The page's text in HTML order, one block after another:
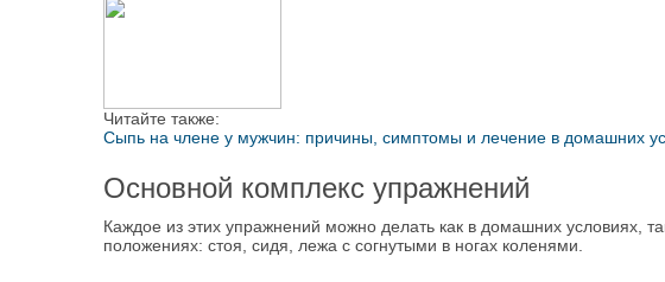
Читайте также:
Сыпь на члене у мужчин: причины, симптомы и лечение в домашних
Основной комплекс упражнений
Каждое из этих упражнений можно делать как в домашних условиях,
положениях: стоя, сидя, лежа с согнутыми в ногах коленями.